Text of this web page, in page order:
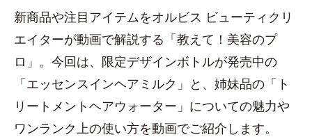
新商品や注目アイテムをオルビス ビューティクリ
エイターが動画で解説する「教えて！美容のプ
ロ」。今回は、限定デザインボトルが発売中の
「エッセンスインヘアミルク」と、姉妹品の「ト
リートメントヘアウォーター」についての魅力や
ワンランク上の使い方を動画でご紹介します。